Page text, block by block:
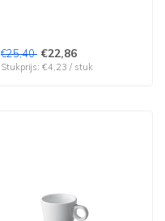
€25,40 €22,86
Stukprijs: €4,23 / stuk